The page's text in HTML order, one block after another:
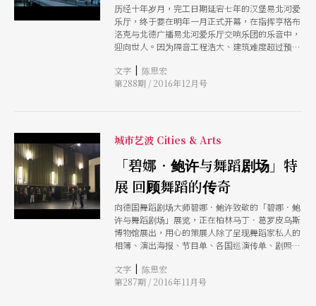
历经十年岁月，完工日期延宕七年的汉堡易北河爱
乐厅，终于要在明年一月正式开幕，在指挥亨格布
洛克与北德广播易北河爱乐厅交响乐团的乐音中，
迎向世人。因为隔音工程浩大、建筑难度超过预
来，以优美造型现身，内藏大中小三款音乐厅，让
乐坛巨星或实验小众都能在这里演出；而结合音乐
文字 | 陈思宏
第288期 / 2016年12月号
城市艺波 Cities & Arts
「碧娜．鲍许与舞蹈剧场」特
展 回顾舞蹈的传奇
向德国舞蹈剧场大师碧娜．鲍许致敬的「碧娜．鲍
许与舞蹈剧场」展览，正在柏林马丁．葛罗皮乌斯
博物馆展出，用心的策展人除了呈现舞蹈家私人的
相簿、演出海报、节目单、各国巡演传单、剧照、
娜．鲍许的神秘排练场Lichtburg，还安排长年跟
鲍许合作的舞者，在现场带领大家一起暖身、舞
文字 | 陈思宏
第287期 / 2016年11月号